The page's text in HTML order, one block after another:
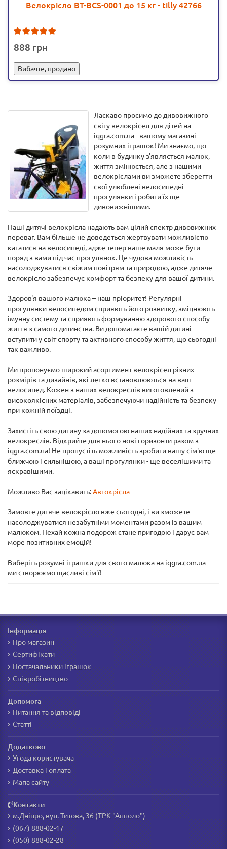
Велокрісло BT-BCS-0001 до 15 кг - tilly 42766
888
Вибачте, продано
Ласкаво просимо до дивовижного
світу велокрісел для дітей на
iqgra.com.ua - вашому магазині
розумних іграшок! Ми знаємо, що
коли в будинку з'являється малюк,
життя змінюється, але з нашими
велокріслами ви зможете зберегти
свої улюблені велосипедні
прогулянки і робити їх ще
дивовижнішими.
Наші дитячі велокрісла надають вам цілий спектр дивовижних
переваг. Вам більше не доведеться жертвувати можливістю
кататися на велосипеді, адже тепер ваше маля може бути
поряд з вами під час прогулянок. Це чудова можливість
насолоджуватися свіжим повітрям та природою, адже дитяче
велокрісло забезпечує комфорт та безпеку для вашої дитини.
Здоров'я вашого малюка – наш пріоритет! Регулярні
прогулянки велосипедом сприяють його розвитку, зміцнюють
імунну систему та сприяють формуванню здорового способу
життя з самого дитинства. Ви допомагаєте вашій дитині
вступити у світ спорту та активного способу життя, що сьогодні
так важливо.
Ми пропонуємо широкий асортимент велокрісел різних
розмірів та дизайнів, які легко встановлюються на ваш
велосипед. Кожен з наших велокреслів виготовлений з
високоякісних матеріалів, забезпечуючи надійність та безпеку
при кожній поїздці.
Захистіть свою дитину за допомогою наших надійних та зручних
велокреслів. Відкрийте для нього нові горизонти разом з
iqgra.com.ua! Не пропустіть можливість зробити вашу сім'ю ще
ближчою і сильнішою, а ваші прогулянки - ще веселішими та
яскравішими.
Можливо Вас зацікавить:Автокрісла
Замовте дитяче велокрісло вже сьогодні, і ви зможете
насолоджуватися незабутніми моментами разом із вашим
малюком. Нехай кожна подорож стане пригодою і дарує вам
море позитивних емоцій!
Виберіть розумні іграшки для свого малюка на iqgra.com.ua –
ми створюємо щасливі сім'ї!
Інформація
Про магазин
Сертифікати
Постачальники іграшок
Співробітництво
Допомога
Питання та відповіді
Статті
Додатково
Угода користувача
Доставка і оплата
Мапа сайту
Контакти
м.Дніпро, вул. Титова, 36 (ТРК "Апполо")
(067) 888-02-17
(050) 888-02-28